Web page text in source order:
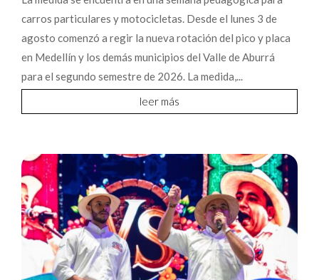
carros particulares y motocicletas. Desde el lunes 3 de
agosto comenzó a regir la nueva rotación del pico y placa
en Medellín y los demás municipios del Valle de Aburrá
para el segundo semestre de 2026. La medida,...
leer más